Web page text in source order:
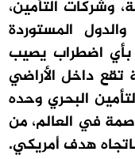
وشركات التأمين،
المستوردة
بأي اضطراب يصيب
تقع داخل الأراضي
البحري وحده
في العالم، من
هدف أمريكي.